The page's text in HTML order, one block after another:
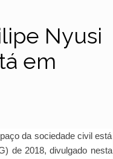
Nyusi
em
da sociedade civil está
de 2018, divulgado nesta